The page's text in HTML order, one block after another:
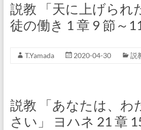
説教 「天に上げられ
徒の働き 1 章 9 節～
T.Yamada 2020-04-30 説
説教 「あなたは、わ
さい」 ヨハネ 21 章